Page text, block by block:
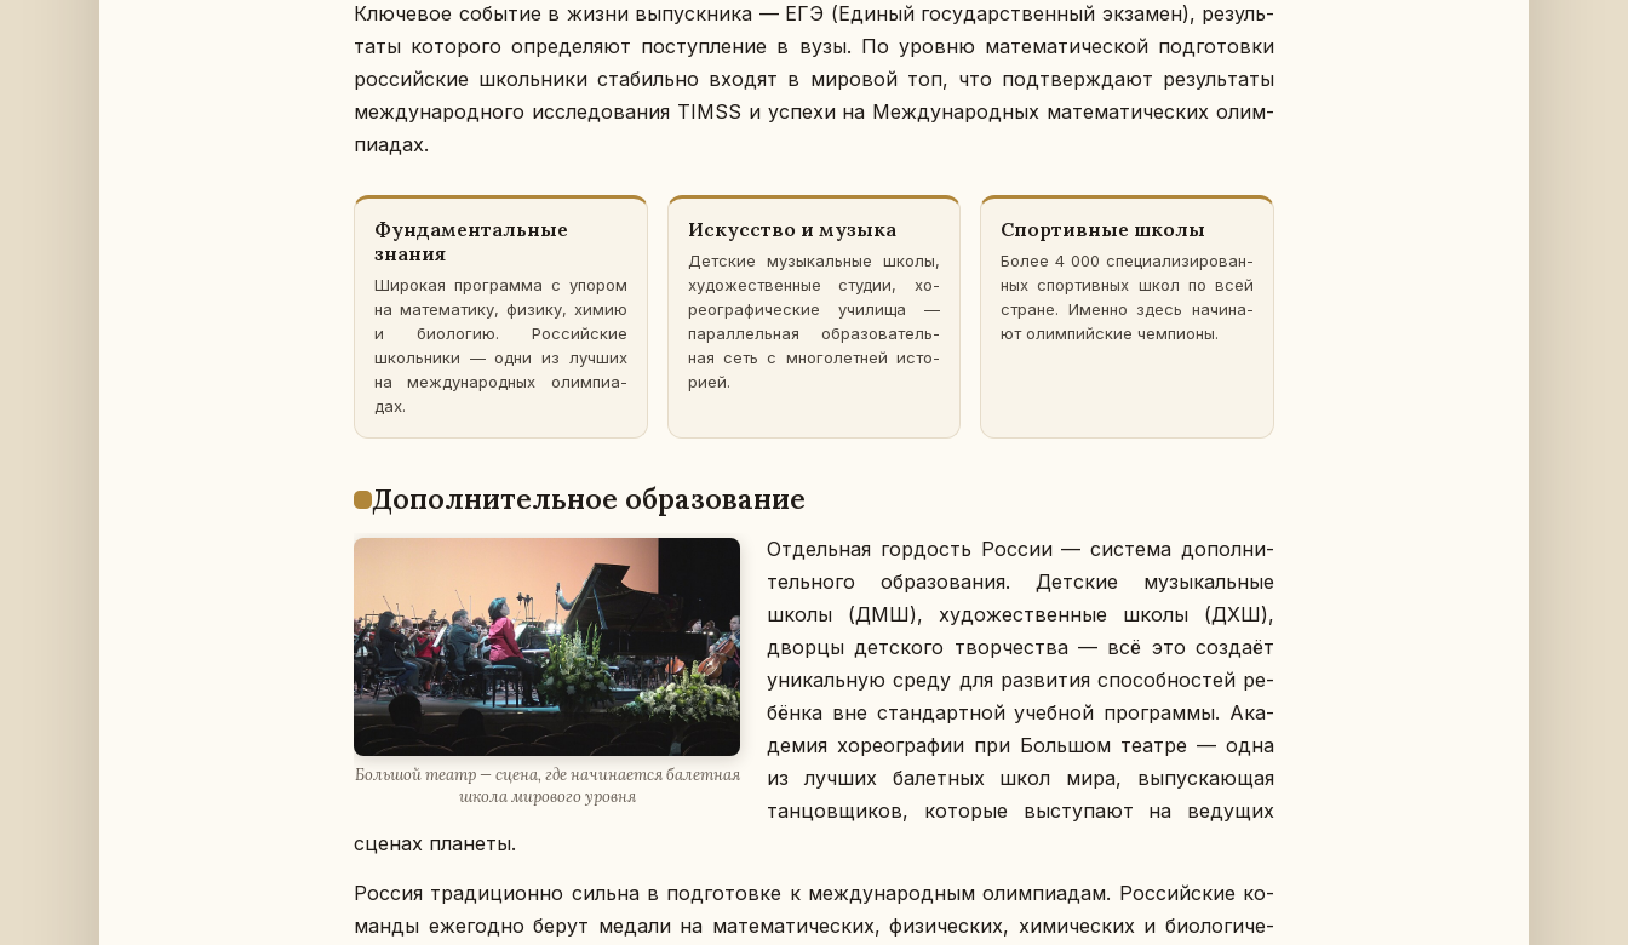
Клю­че­вое со­бы­тие в жизни вы­пуск­ни­ка — ЕГЭ (Единый го­су­дар­ствен­ный эк­за­мен), ре­зуль­
та­ты ко­то­ро­го опре­де­ля­ют по­ступ­ле­ние в вузы. По уровню ма­те­ма­ти­че­ской под­го­тов­ки
рос­сий­ские школь­ни­ки ста­биль­но входят в ми­ро­вой топ, что под­твер­жда­ют ре­зуль­та­ты
меж­ду­на­род­но­го ис­сле­до­ва­ния TIMSS и успехи на Меж­ду­на­род­ных ма­те­ма­ти­че­ских олим­
пи­а­дах.
Фун­да­мен­таль­ные
знания
Ши­ро­кая про­грам­ма с упором
на ма­те­ма­ти­ку, физику, химию
и био­ло­гию. Рос­сий­ские
школь­ни­ки — одни из лучших
на меж­ду­на­род­ных олим­пи­а­
дах.
Ис­кус­ство и музыка
Дет­ские му­зы­каль­ные школы,
ху­до­же­ствен­ные студии, хо­
рео­гра­фи­че­ские учи­ли­ща —
па­рал­лель­ная об­ра­зо­ва­тель­
ная сеть с мно­го­лет­ней ис­то­
ри­ей.
Спор­тив­ные школы
Более 4 000 спе­ци­а­ли­зи­ро­ван­
ных спор­тив­ных школ по всей
стране. Именно здесь на­чи­на­
ют олим­пий­ские чем­пи­о­ны.
До­пол­ни­тель­ное об­ра­зо­ва­ние
Боль­шой театр — сцена, где на­чи­на­ет­ся ба­лет­ная
школа ми­ро­во­го уровня
От­дель­ная гор­дость России — си­сте­ма до­пол­ни­
тель­но­го об­ра­зо­ва­ния. Дет­ские му­зы­каль­ные
школы (ДМШ), ху­до­же­ствен­ные школы (ДХШ),
дворцы дет­ско­го твор­че­ства — всё это со­зда­ёт
уни­каль­ную среду для раз­ви­тия спо­соб­но­стей ре­
бён­ка вне стан­дарт­ной учеб­ной про­грам­мы. Ака­
де­мия хо­рео­гра­фии при Боль­шом театре — одна
из лучших ба­лет­ных школ мира, вы­пус­ка­ю­щая
тан­цов­щи­ков, ко­то­рые вы­сту­па­ют на ве­ду­щих
сценах пла­не­ты.
Россия тра­ди­ци­он­но сильна в под­го­тов­ке к меж­ду­на­род­ным олим­пи­а­дам. Рос­сий­ские ко­
ман­ды еже­год­но берут медали на ма­те­ма­ти­че­ских, фи­зи­че­ских, хи­ми­че­ских и био­ло­ги­че­